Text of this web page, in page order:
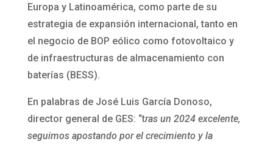
Europa y Latinoamérica, como parte de su
estrategia de expansión internacional, tanto en
el negocio de BOP eólico como fotovoltaico y
de infraestructuras de almacenamiento con
baterías (BESS).
En palabras de José Luis García Donoso,
director general de GES: “tras un 2024 excelente,
seguimos apostando por el crecimiento y la